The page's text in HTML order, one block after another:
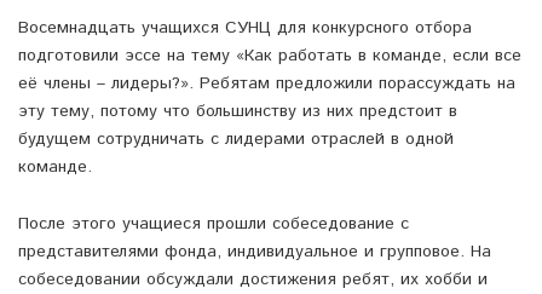
Восемнадцать учащихся СУНЦ для конкурсного отбора
подготовили эссе на тему «Как работать в команде, если все
её члены – лидеры?». Ребятам предложили порассуждать на
эту тему, потому что большинству из них предстоит в
будущем сотрудничать с лидерами отраслей в одной
команде.
После этого учащиеся прошли собеседование с
представителями фонда, индивидуальное и групповое. На
собеседовании обсуждали достижения ребят, их хобби и